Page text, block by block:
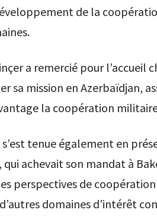
de la
a remercié pour l’accueil
sa mission en Azerbaïdjan,
la coopération
tenue également en
qui achevait son mandat à
perspectives de
domaines d’intérêt